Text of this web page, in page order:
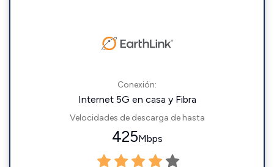
Conexión:
Internet 5G en casa y Fibra
Velocidades de descarga de hasta
425Mbps